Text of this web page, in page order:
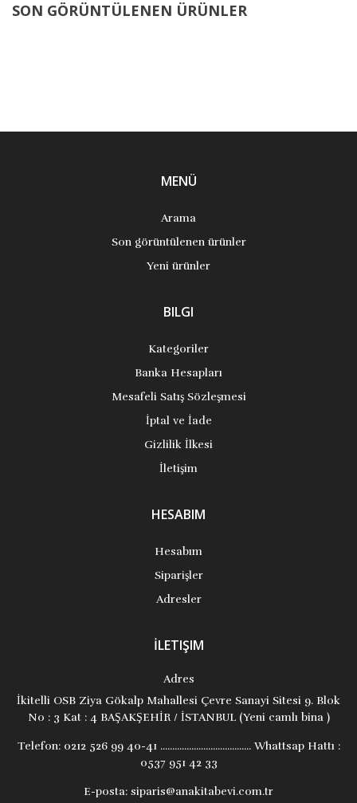
SON GÖRÜNTÜLENEN ÜRÜNLER
MENÜ
Arama
Son görüntülenen ürünler
Yeni ürünler
BILGI
Kategoriler
Banka Hesapları
Mesafeli Satış Sözleşmesi
İptal ve İade
Gizlilik İlkesi
İletişim
HESABIM
Hesabım
Siparişler
Adresler
İLETIŞIM
Adres
İkitelli OSB Ziya Gökalp Mahallesi Çevre Sanayi Sitesi 9. Blok
No : 3 Kat : 4 BAŞAKŞEHİR / İSTANBUL (Yeni camlı bina )
Telefon:0212 526 99 40-41 ...................................... Whattsap Hattı :
0537 951 42 33
E-posta: siparis@anakitabevi.com.tr